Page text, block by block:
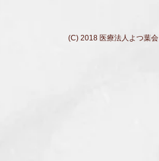
(C) 2018 医療法人よつ葉会